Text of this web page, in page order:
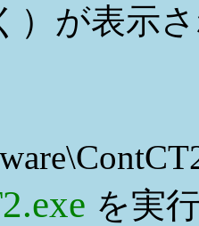
）が表示
を実